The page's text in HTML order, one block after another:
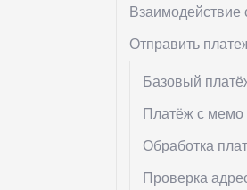
Взаимодействие
Отправить
Базовый
Платёж с мемо
Обработка
Проверка